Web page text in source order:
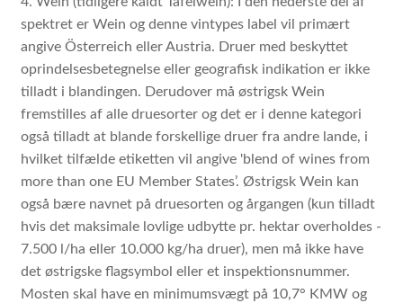
spektret er Wein og denne vintypes label vil primært
angive Österreich eller Austria. Druer med beskyttet
oprindelsesbetegnelse eller geografisk indikation er ikke
tilladt i blandingen. Derudover må østrigsk Wein
fremstilles af alle druesorter og det er i denne kategori
også tilladt at blande forskellige druer fra andre lande, i
hvilket tilfælde etiketten vil angive 'blend of wines from
more than one EU Member States’. Østrigsk Wein kan
også bære navnet på druesorten og årgangen (kun tilladt
hvis det maksimale lovlige udbytte pr. hektar overholdes -
7.500 l/ha eller 10.000 kg/ha druer), men må ikke have
det østrigske flagsymbol eller et inspektionsnummer.
Mosten skal have en minimumsvægt på 10,7° KMW og